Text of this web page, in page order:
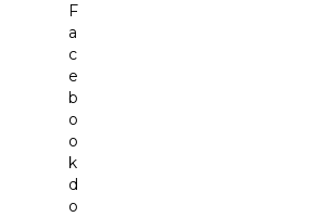
F
a
c
e
b
o
o
k
d
o